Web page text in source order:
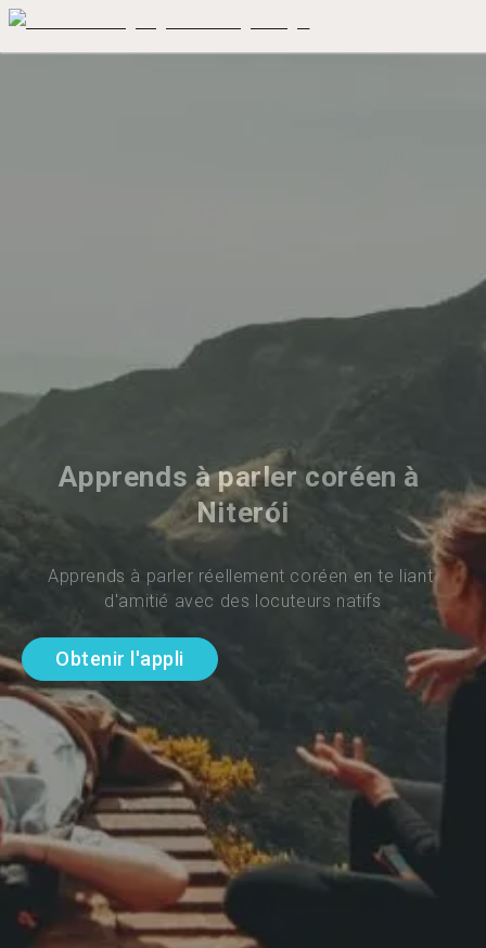
Apprends à parler coréen à
Niterói
Apprends à parler réellement coréen en te liant
d'amitié avec des locuteurs natifs
Obtenir l'appli